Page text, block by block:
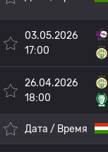
03.05.2026
17:00
26.04.2026
18:00
Дата / Время